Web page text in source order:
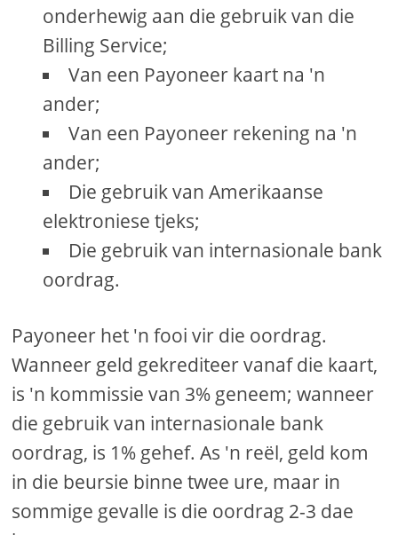
onderhewig aan die gebruik van die
Billing Service;
Van een Payoneer kaart na 'n
ander;
Van een Payoneer rekening na 'n
ander;
Die gebruik van Amerikaanse
elektroniese tjeks;
Die gebruik van internasionale bank
oordrag.
Payoneer het 'n fooi vir die oordrag.
Wanneer geld gekrediteer vanaf die kaart,
is 'n kommissie van 3% geneem; wanneer
die gebruik van internasionale bank
oordrag, is 1% gehef. As 'n reël, geld kom
in die beursie binne twee ure, maar in
sommige gevalle is die oordrag 2-3 dae